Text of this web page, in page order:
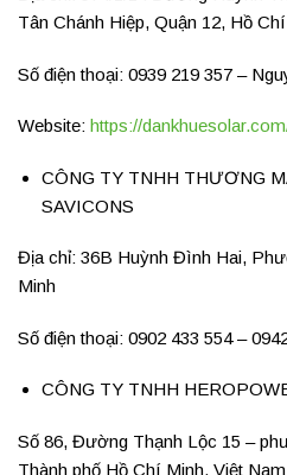
Tân Chánh Hiệp, Quận 12, Hồ
Số điện thoại: 0939 219 357 –
Website: https://
CÔNG TY TNHH THƯƠNG
SAVICONS
Địa chỉ: 36B Huỳnh Đình Hai,
Minh
Số điện thoại: 0902 433 554 –
CÔNG TY TNHH
Số 86, Đường Thạnh Lộc 15 –
Thành phố Hồ Chí Minh, Việt Nam